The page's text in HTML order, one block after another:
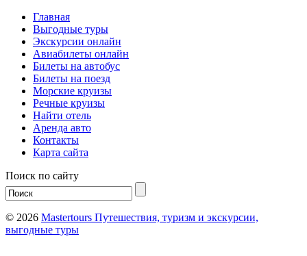
Главная
Выгодные туры
Экскурсии онлайн
Авиабилеты онлайн
Билеты на автобус
Билеты на поезд
Морские круизы
Речные круизы
Найти отель
Аренда авто
Контакты
Карта сайта
Поиск по сайту
© 2026 Mastertours Путешествия, туризм и экскурсии,
выгодные туры